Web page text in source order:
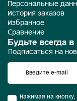
Персональные
История заказов
Избранное
Сравнение
Будьте всегда в
Подписаться на
Нажимая на